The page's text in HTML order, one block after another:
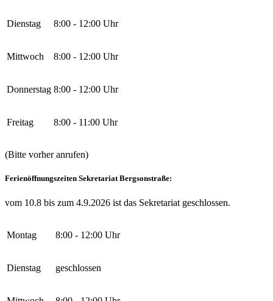
Dienstag 8:00 - 12:00 Uhr
Mittwoch 8:00 - 12:00 Uhr
Donnerstag 8:00 - 12:00 Uhr
Freitag 8:00 - 11:00 Uhr
(Bitte vorher anrufen)
Ferienöffnungszeiten Sekretariat Bergsonstraße:
vom 10.8 bis zum 4.9.2026 ist das Sekretariat geschlossen.
Montag 8:00 - 12:00 Uhr
Dienstag geschlossen